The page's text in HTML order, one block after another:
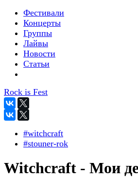
Фестивали
Концерты
Группы
Лайвы
Новости
Статьи
Rock is Fest
#witchcraft
#stouner-rok
Witchcraft - Мои